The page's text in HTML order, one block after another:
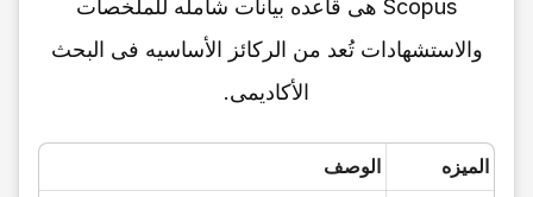
Scopus هی قاعده بیانات شامله للملخصات
والاستشهادات تُعد من الرکائز الأساسیه فی البحث
الأکادیمی.
المیزه الوصف